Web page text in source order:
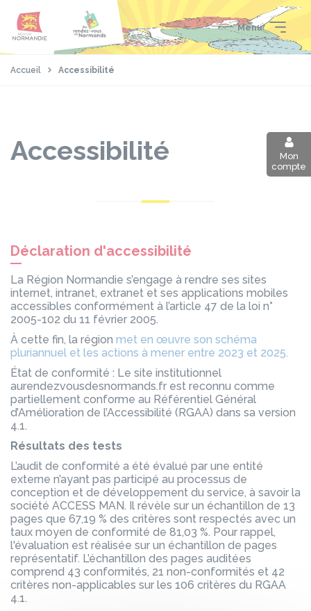
contenu
pied
Menu
Mon
compte
Accueil Accessibilité
Accessibilité
Déclaration d'accessibilité
La Région Normandie s’engage à rendre ses sites
internet, intranet, extranet et ses applications mobiles
accessibles conformément à l’article 47 de la loi n°
2005-102 du 11 février 2005.
À cette fin, la région met en œuvre son schéma
pluriannuel et les actions à mener entre 2023 et 2025.
État de conformité : Le site institutionnel
aurendezvousdesnormands.fr est reconnu comme
partiellement conforme au Référentiel Général
d’Amélioration de l’Accessibilité (RGAA) dans sa version
4.1.
Résultats des tests
L’audit de conformité a été évalué par une entité
externe n’ayant pas participé au processus de
conception et de développement du service, à savoir la
société ACCESS MAN. Il révèle sur un échantillon de 13
pages que 67,19 % des critères sont respectés avec un
taux moyen de conformité de 81,03 %. Pour rappel,
l'évaluation est réalisée sur un échantillon de pages
représentatif. L’échantillon des pages auditées
comprend 43 conformités, 21 non-conformités et 42
critères non-applicables sur les 106 critères du RGAA
4.1.
Panneau de gestion des cookies